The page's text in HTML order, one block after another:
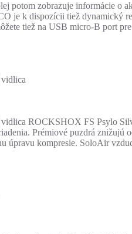
potom zobrazuje informácie o
je k dispozícii tiež dynamický
tiež na USB micro-B port
ROCKSHOX FS Psylo
Prémiové puzdrá znižujú
úpravu kompresie. SoloAir